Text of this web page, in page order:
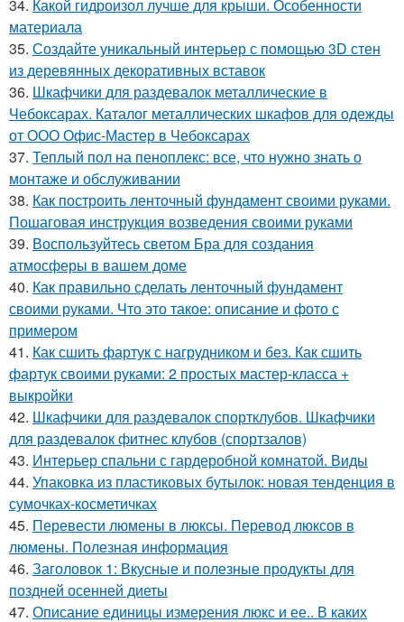
34. Какой гидроизол лучше для крыши. Особенности
материала
35. Создайте уникальный интерьер с помощью 3D стен
из деревянных декоративных вставок
36. Шкафчики для раздевалок металлические в
Чебоксарах. Каталог металлических шкафов для одежды
от ООО Офис-Мастер в Чебоксарах
37. Теплый пол на пеноплекс: все, что нужно знать о
монтаже и обслуживании
38. Как построить ленточный фундамент своими руками.
Пошаговая инструкция возведения своими руками
39. Воспользуйтесь светом Бра для создания
атмосферы в вашем доме
40. Как правильно сделать ленточный фундамент
своими руками. Что это такое: описание и фото с
примером
41. Как сшить фартук с нагрудником и без. Как сшить
фартук своими руками: 2 простых мастер-класса +
выкройки
42. Шкафчики для раздевалок спортклубов. Шкафчики
для раздевалок фитнес клубов (спортзалов)
43. Интерьер спальни с гардеробной комнатой. Виды
44. Упаковка из пластиковых бутылок: новая тенденция в
сумочках-косметичках
45. Перевести люмены в люксы. Перевод люксов в
люмены. Полезная информация
46. Заголовок 1: Вкусные и полезные продукты для
поздней осенней диеты
47. Описание единицы измерения люкс и ее.. В каких